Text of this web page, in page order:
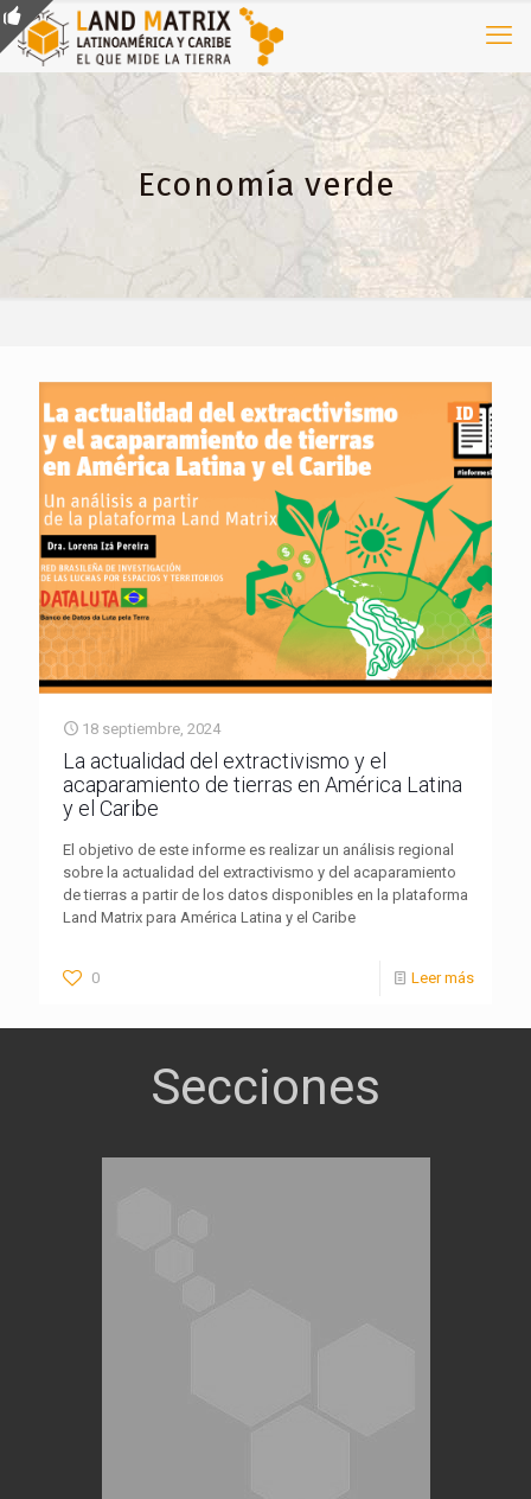
Economía verde
18 septiembre, 2024
La actualidad del extractivismo y el
acaparamiento de tierras en América Latina
y el Caribe
El objetivo de este informe es realizar un análisis regional
sobre la actualidad del extractivismo y del acaparamiento
de tierras a partir de los datos disponibles en la plataforma
Land Matrix para América Latina y el Caribe
0 Leer más